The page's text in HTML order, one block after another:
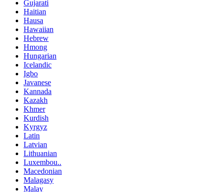
Gujarati
Haitian
Hausa
Hawaiian
Hebrew
Hmong
Hungarian
Icelandic
Igbo
Javanese
Kannada
Kazakh
Khmer
Kurdish
Kyrgyz
Latin
Latvian
Lithuanian
Luxembou..
Macedonian
Malagasy
Malay